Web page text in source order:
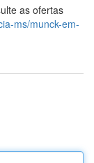
as ofertas
ms/munck-em-